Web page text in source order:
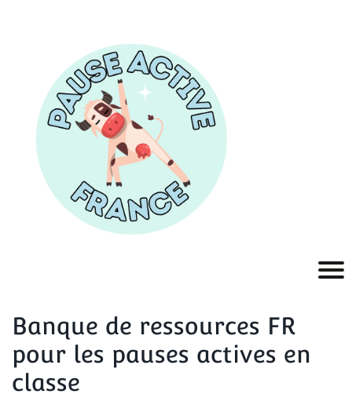
Banque de ressources FR
pour les pauses actives en
classe